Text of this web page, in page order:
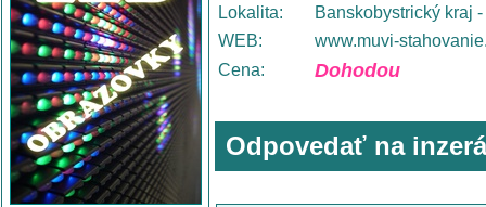
Lokalita:
Banskobystrický kraj
WEB:
www.muvi-
Cena:
Dohodou
Odpovedať na